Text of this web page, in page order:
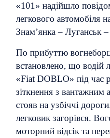
«101» надійшло
легкового автомобіля
Знам’янка – Луганськ
По прибуттю
встановлено, що водій
«Fiat DOBLO» під час
зіткнення з вантажним
стояв на узбіччі
легковик загорівся.
моторний відсік та